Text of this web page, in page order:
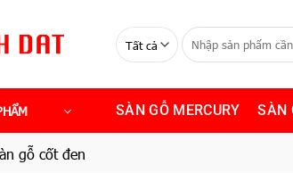
SÀN GỖ MERCURY SÀN
gỗ cốt đen